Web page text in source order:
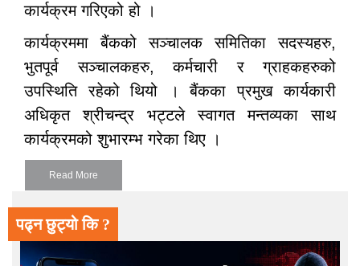
कार्यक्रम गरिएको हो ।
कार्यक्रममा बैंकको सञ्चालक समितिका सदस्यहरु,
भुतपूर्व सञ्चालकहरु, कर्मचारी र ग्राहकहरुको
उपस्थिति रहेको थियो । बैंकका प्रमुख कार्यकारी
अधिकृत श्रीचन्द्र भट्टले स्वागत मन्तव्यका साथ
कार्यक्रमको शुभारम्भ गरेका थिए ।
Read More
पढ्न छुट्यो कि ?